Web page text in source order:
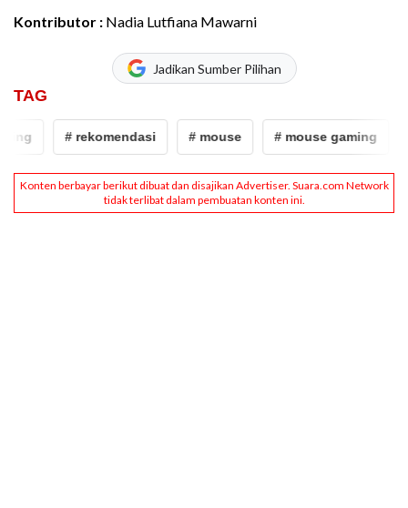
Kontributor : Nadia Lutfiana Mawarni
Jadikan Sumber Pilihan
TAG
# rekomendasi # mouse # mouse gaming